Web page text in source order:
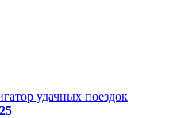
удачных поездок